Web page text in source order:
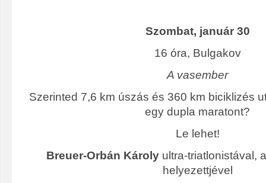
Szombat, január 30
16 óra, Bulgakov
A vasember
Szerinted 7,6 km úszás és 360 km biciklizés
egy dupla maratont?
Le lehet!
Breuer-Orbán Károlyultra-triatlonistával,
helyezettjével